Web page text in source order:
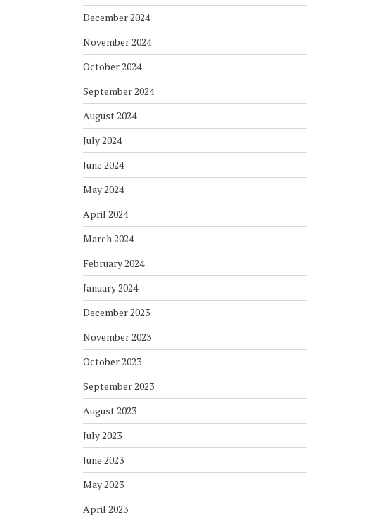
December 2024
November 2024
October 2024
September 2024
August 2024
July 2024
June 2024
May 2024
April 2024
March 2024
February 2024
January 2024
December 2023
November 2023
October 2023
September 2023
August 2023
July 2023
June 2023
May 2023
April 2023